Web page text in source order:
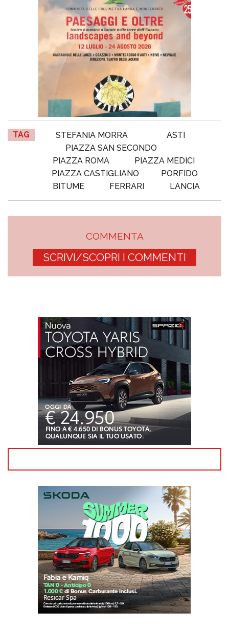
TAG STEFANIA MORRA
ASTI
PIAZZA SAN SECONDO
PIAZZA ROMA
PIAZZA MEDICI
PIAZZA CASTIGLIANO
PORFIDO
BITUME
FERRARI LANCIA
COMMENTA
SCRIVI/SCOPRI I COMMENTI